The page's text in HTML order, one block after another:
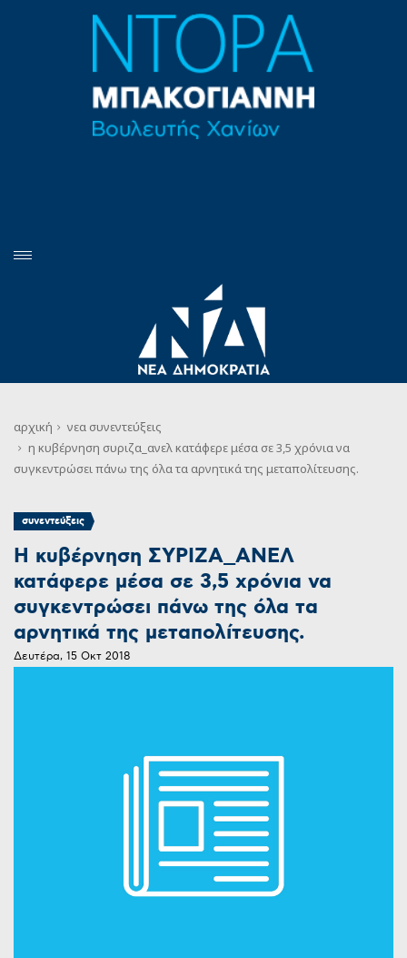
αρχική νεα συνεντεύξεις
η κυβέρνηση συριζα_ανελ κατάφερε μέσα σε 3,5 χρόνια να
συγκεντρώσει πάνω της όλα τα αρνητικά της μεταπολίτευσης.
συνεντεύξεις
Η κυβέρνηση ΣΥΡΙΖΑ_ΑΝΕΛ
κατάφερε μέσα σε 3,5 χρόνια να
συγκεντρώσει πάνω της όλα τα
αρνητικά της μεταπολίτευσης.
Δευτέρα, 15 Οκτ 2018